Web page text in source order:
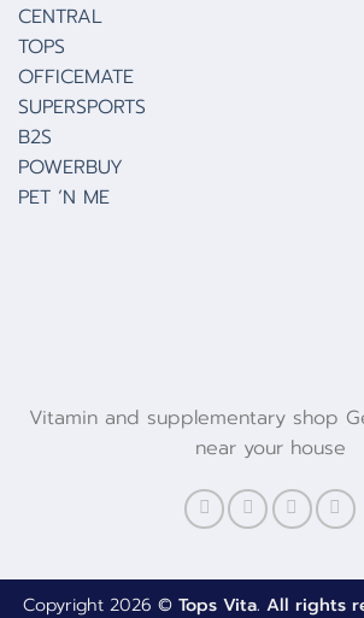
CENTRAL
TOPS
OFFICEMATE
SUPERSPORTS
B2S
POWERBUY
PET ‘N ME
Vitamin and supplementary shop
near your house
Copyright 2026 © Tops Vita. All rights